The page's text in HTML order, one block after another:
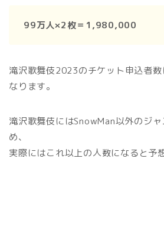
99万人×2枚＝1,980,000
滝沢歌舞伎2023のチケット申込者数
なります。
滝沢歌舞伎にはSnowMan以外のジ
め、
実際にはこれ以上の人数になると予